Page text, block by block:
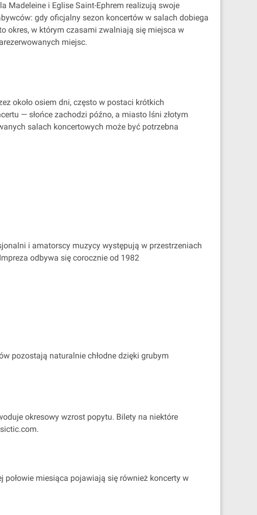
Madeleine i Eglise Saint-Ephrem realizują swoje
gdy oficjalny sezon koncertów w salach dobiega
okres, w którym czasami zwalniają się miejsca w
miejsc.
około osiem dni, często w postaci krótkich
— słońce zachodzi późno, a miasto lśni złotym
salach koncertowych może być potrzebna
i amatorscy muzycy występują w przestrzeniach
odbywa się corocznie od 1982
pozostają naturalnie chłodne dzięki grubym
okresowy wzrost popytu. Bilety na niektóre
miesiąca pojawiają się również koncerty w